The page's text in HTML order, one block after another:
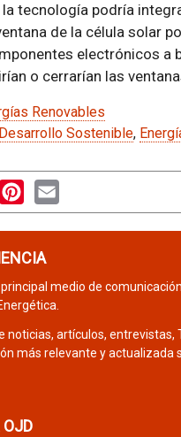
tecnología podría
de la célula solar
electrónicos a
o cerrarían las
Renovables
Desarrollo Sostenible,
PinterestEmail
principal medio de
noticias, artículos, entrevistas,
más relevante y actualizada
OJD